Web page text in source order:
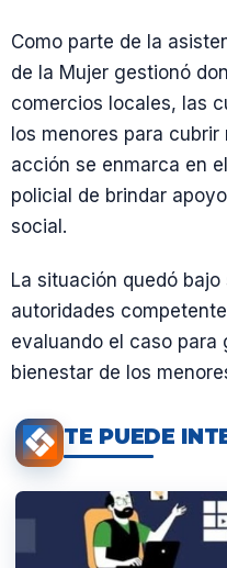
Como parte de la
de la Mujer gestionó
comercios locales, las
los menores para
acción se enmarca en
policial de brindar
social.
La situación quedó
autoridades
evaluando el caso
bienestar de los
TE PUEDE